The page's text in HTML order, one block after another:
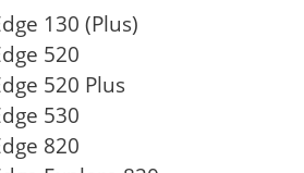
130 (Plus)
520
520 Plus
530
820